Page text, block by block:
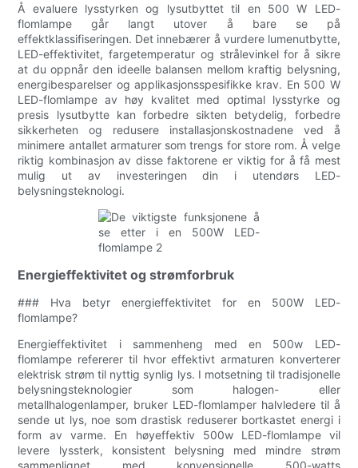
Å evaluere lysstyrken og lysutbyttet til en 500 W LED-
flomlampe går langt utover å bare se på
effektklassifiseringen. Det innebærer å vurdere lumenutbytte,
LED-effektivitet, fargetemperatur og strålevinkel for å sikre
at du oppnår den ideelle balansen mellom kraftig belysning,
energibesparelser og applikasjonsspesifikke krav. En 500 W
LED-flomlampe av høy kvalitet med optimal lysstyrke og
presis lysutbytte kan forbedre sikten betydelig, forbedre
sikkerheten og redusere installasjonskostnadene ved å
minimere antallet armaturer som trengs for store rom. Å velge
riktig kombinasjon av disse faktorene er viktig for å få mest
mulig ut av investeringen din i utendørs LED-
belysningsteknologi.
Energieffektivitet og strømforbruk
### Hva betyr energieffektivitet for en 500W LED-
flomlampe?
Energieffektivitet i sammenheng med en 500w LED-
flomlampe refererer til hvor effektivt armaturen konverterer
elektrisk strøm til nyttig synlig lys. I motsetning til tradisjonelle
belysningsteknologier som halogen- eller
metallhalogenlamper, bruker LED-flomlamper halvledere til å
sende ut lys, noe som drastisk reduserer bortkastet energi i
form av varme. En høyeffektiv 500w LED-flomlampe vil
levere lyssterk, konsistent belysning med mindre strøm
sammenlignet med konvensjonelle 500-watts